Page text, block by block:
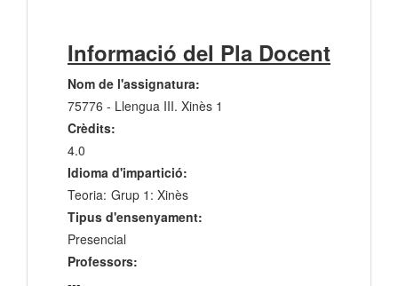
Informació del Pla Docent
Nom de l'assignatura:
75776 - Llengua III. Xinès 1
Crèdits:
4.0
Idioma d'impartició:
Teoria: Grup 1: Xinès
Tipus d'ensenyament:
Presencial
Professors: